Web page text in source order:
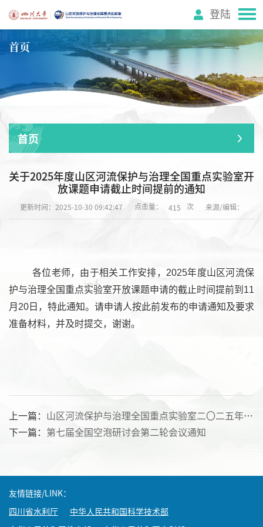
登陆
首页
首页
关于2025年度山区河流保护与治理全国重点实验室开
放课题申请截止时间提前的通知
更新时间：2025-10-30 09:42:47 点击量： 415 次 来源/编辑：
各位老师，由于相关工作安排， 2025年度山区河流保
护与治理全国重点实验室开放课题申请的截止时间提前到 11
月 20 日， 特此通知。 请申请人按此前发布的申请通知及要求
准备材料，并及时提交， 谢谢。
上一篇： 山区河流保护与治理全国重点实验室二〇二五年开放课题获批名单
下一篇： 第七届全国空泡研讨会第二轮会议通知
友情链接/LINK：
四川省水利厅 中华人民共和国科学技术部